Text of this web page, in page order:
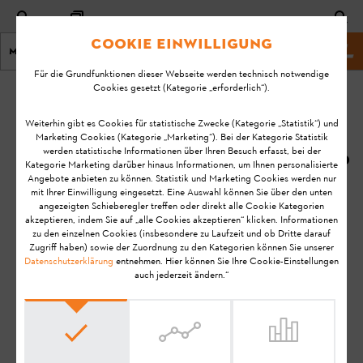
Menu STIHL Webseite
KA-01122
Die Laufzeit meiner
Maschine ist zu
hoch. Gibt es
Möglichkeiten, die
Laufzeit
zurückzusetzen?
Geändert
am:
08.10.2020
FAQ
Störungen beheben
Hinweis:Bevor Sie Ihr STIHL Produkt einsatzbereit machen, in
Cookie Einwilligung
Für die Grundfunktionen dieser Webseite werden technisch notwendige
Cookies gesetzt (Kategorie „erforderlich“).
Weiterhin gibt es Cookies für statistische Zwecke (Kategorie „Statistik“) und
Marketing Cookies (Kategorie „Marketing“). Bei der Kategorie Statistik
werden statistische Informationen über Ihren Besuch erfasst, bei der
Kategorie Marketing darüber hinaus Informationen, um Ihnen personalisierte
Angebote anbieten zu können. Statistik und Marketing Cookies werden nur
mit Ihrer Einwilligung eingesetzt. Eine Auswahl können Sie über den unten
angezeigten Schieberegler treffen oder direkt alle Cookie Kategorien
akzeptieren, indem Sie auf „alle Cookies akzeptieren“ klicken. Informationen
zu den einzelnen Cookies (insbesondere zu Laufzeit und ob Dritte darauf
Zugriff haben) sowie der Zuordnung zu den Kategorien können Sie unserer
Datenschutzerklärung entnehmen. Hier können Sie Ihre Cookie-Einstellungen
auch jederzeit ändern.“